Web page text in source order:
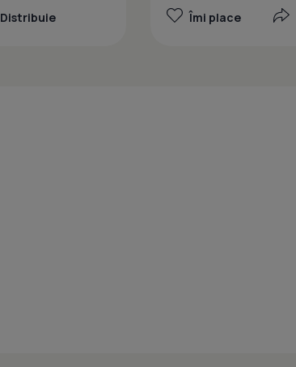
Distribuie Îmi place